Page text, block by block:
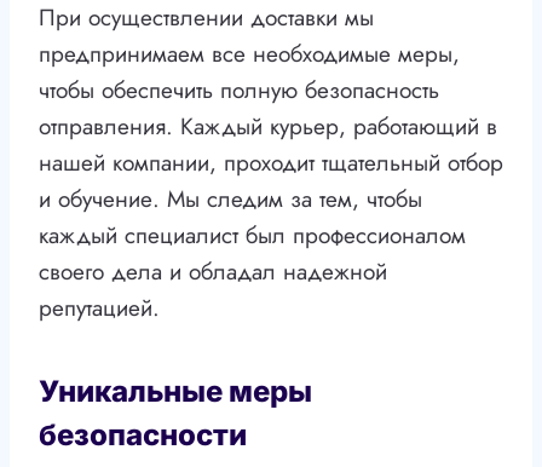
При осуществлении доставки мы
предпринимаем все необходимые меры,
чтобы обеспечить полную безопасность
отправления. Каждый курьер, работающий в
нашей компании, проходит тщательный отбор
и обучение. Мы следим за тем, чтобы
каждый специалист был профессионалом
своего дела и обладал надежной
репутацией.
Уникальные меры
безопасности